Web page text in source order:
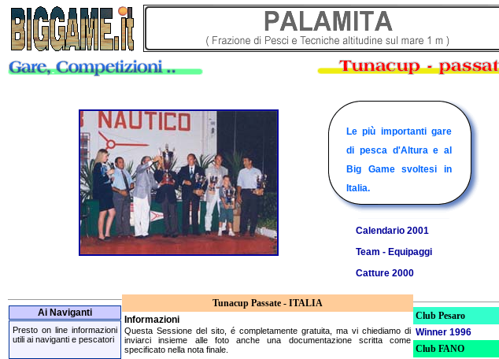
Calendario 2001
Team - Equipaggi
Catture 2000
Calendario delle
principali gare di pesca
d'altura per il 2001.
Le più importanti gare
di pesca d'Altura e al
Big Game svoltesi in
Italia.
I siti delle barche con
gli equipaggi e i
racconti delle loro
avventure in mare
Racconti ed immagini
di alcune catture
segnalateci per l'anno
2000
Ai Naviganti
Presto on line informazioni
utili ai naviganti e pescatori
Tunacup Passate - ITALIA
Informazioni
Questa Sessione del sito, é completamente gratuita, ma vi chiediamo di
inviarci insieme alle foto anche una documentazione scritta come
specificato nella nota finale.
Club Pesaro
Winner 1996
Club FANO